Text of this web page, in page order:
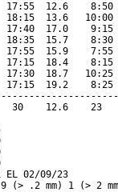
17:55  12.6
18:15  13.6
17:40  17.0
18:35  15.7
17:55  15.9
17:15  18.4
17:30  18.7
17:15  19.2
30    12.6    23
EL 02/09/23
(> .2 mm) 1 (> 2